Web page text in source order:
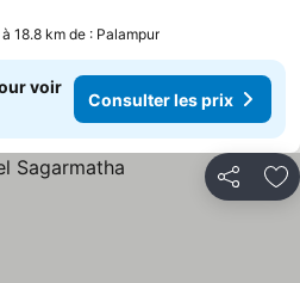
à 18.8 km de : Palampur
voir
Consulter les prix
Partager